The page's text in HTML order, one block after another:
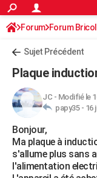
ACTUALITÉS
Politique
Société
Faits Divers
Education
Monde
Villes
+
FINANCE
Retraite
Impôts
Epargne
Immobilier
Risques naturels par
Banque
Assurance
Crédit
AUTO
Essais
Réserver un essai
Citadines
Berlines
SUV
Forum auto
+HIGH-TECH
Mobiles
Meilleur smartphone
Internet
Ordinateurs
Jeux vidéo
Guide high-tech
+BRICOLAGE
Forum Forum
Sujet Précédent
Plaque
JC - Modifié le
papy35 - 16
Bonjour,
Ma plaque à
s'allume plus sans
l'alimentation